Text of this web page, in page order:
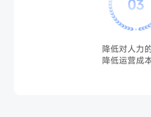
03
降低对人力
降低运营成